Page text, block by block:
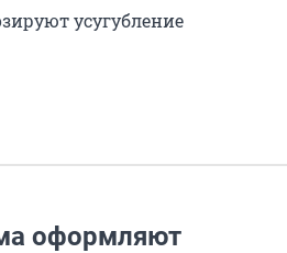
усугубление
оформляют